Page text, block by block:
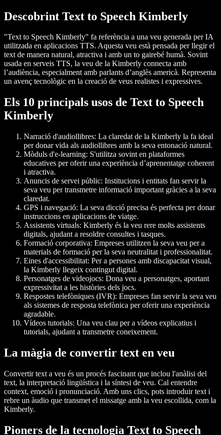
Descobrint Text to Speech Kimberly
"Text to Speech Kimberly" fa referència a una veu generada per IA
utilitzada en aplicacions TTS. Aquesta veu està pensada per llegir el
text de manera natural, atractiva i amb un to gairebé humà. Sovint
usada en serveis TTS, la veu de la Kimberly connecta amb
l’audiència, especialment amb parlants d’anglès americà. Representa
un avenç tecnològic en la creació de veus realistes i expressives.
Els 10 principals usos de Text to Speech
Kimberly
Narració d'audiollibres: La claredat de la Kimberly la fa ideal
per donar vida als audiollibres amb la seva entonació natural.
Mòduls d'e-learning: S'utilitza sovint en plataformes
educatives per oferir una experiència d’aprenentatge coherent
i atractiva.
Anuncis de servei públic: Institucions i entitats fan servir la
seva veu per transmetre informació important gràcies a la seva
claredat.
GPS i navegació: La seva dicció precisa és perfecta per donar
instruccions en aplicacions de viatge.
Assistents virtuals: Kimberly és la veu rere molts assistents
digitals, ajudant a resoldre consultes i tasques.
Formació corporativa: Empreses utilitzen la seva veu per a
materials de formació per la seva neutralitat i professionalitat.
Eines d'accessibilitat: Per a persones amb discapacitat visual,
la Kimberly llegeix contingut digital.
Personatges de videojocs: Dona veu a personatges, aportant
expressivitat a les històries dels jocs.
Respostes telefòniques (IVR): Empreses fan servir la seva veu
als sistemes de resposta telefònica per oferir una experiència
agradable.
Vídeos tutorials: Una veu clau per a vídeos explicatius i
tutorials, ajudant a transmetre coneixement.
La màgia de convertir text en veu
Convertir text a veu és un procés fascinant que inclou l'anàlisi del
text, la interpretació lingüística i la síntesi de veu. Cal entendre
context, emoció i pronunciació. Amb uns clics, pots introduir text i
rebre un àudio que transmet el missatge amb la veu escollida, com la
Kimberly.
Pioners de la tecnologia Text to Speech